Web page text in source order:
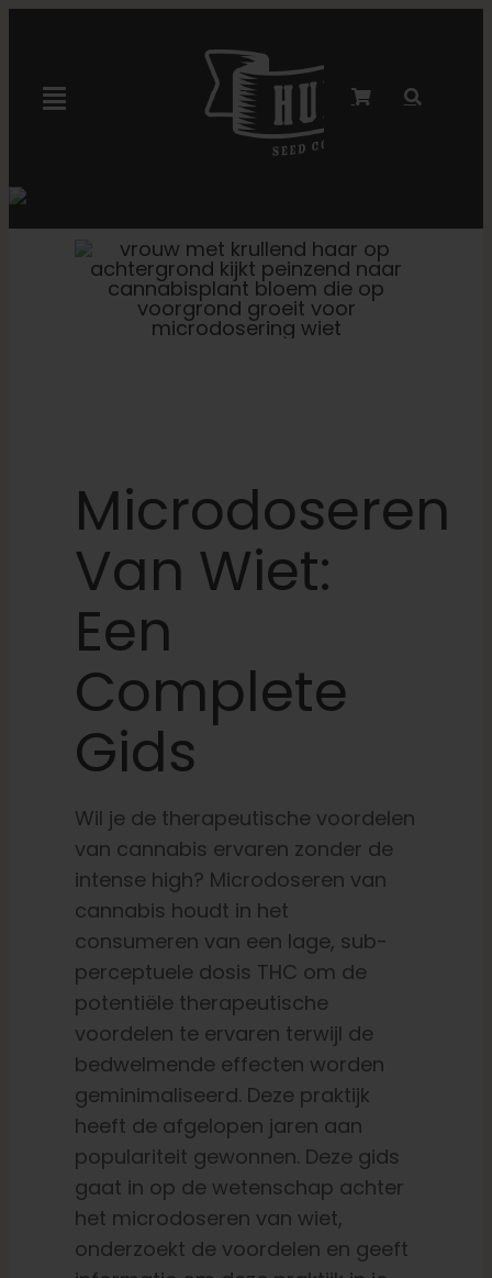
inhoud
Navigatie
Gefeminiseerde zaden
Autoflower zaden
Druk op
Over
Pheno jagen
Behoud van Caribische genetica
Neem contact op met
Winkel op
Nederlands
Zoeken:
Microdoseren
Van Wiet:
Een
Complete
Gids
Wil je de therapeutische voordelen
van cannabis ervaren zonder de
intense high? Microdoseren van
cannabis houdt in het
consumeren van een lage, sub-
perceptuele dosis THC om de
potentiële therapeutische
voordelen te ervaren terwijl de
bedwelmende effecten worden
geminimaliseerd. Deze praktijk
heeft de afgelopen jaren aan
populariteit gewonnen. Deze gids
gaat in op de wetenschap achter
het microdoseren van wiet,
onderzoekt de voordelen en geeft